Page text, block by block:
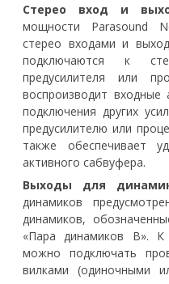
Стерео вход и
мощности Parasound
стерео входами и
подключаются к
предусилителя или
воспроизводит входные
подключения других
предусилителю или
также обеспечивает
активного сабвуфера.
Выходы для
динамиков
динамиков,
«Пара динамиков B».
можно подключать
вилками (одиночными